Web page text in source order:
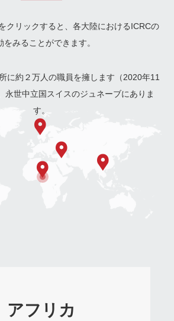
クリックすると、各大陸におけるICRCの
をみることができます。
に約２万人の職員を擁します（2020年11
永世中立国スイスのジュネーブにありま
す。
アフリカ